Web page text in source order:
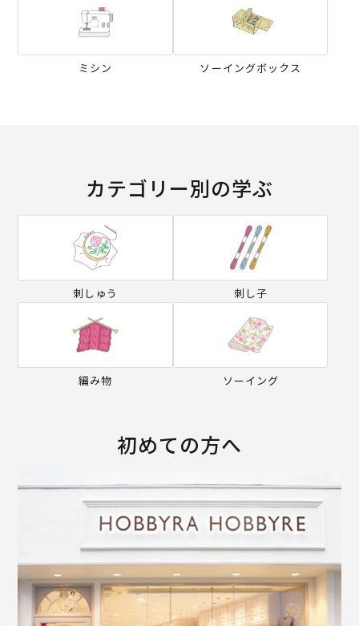
ミシン ソーイングボックス
カテゴリー別の学ぶ
刺しゅう 刺し子
編み物 ソーイング
初めての方へ